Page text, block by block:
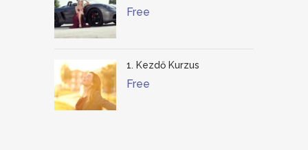
Free
1. Kezdő Kurzus
Free